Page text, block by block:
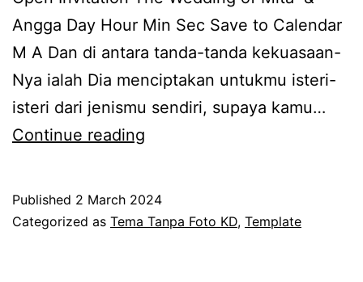
Angga Day Hour Min Sec Save to Calendar
M A Dan di antara tanda-tanda kekuasaan-
Nya ialah Dia menciptakan untukmu isteri-
isteri dari jenismu sendiri, supaya kamu…
Continue reading
(Tanpa
Published 2 March 2024
Categorized as Tema Tanpa Foto KD, Template